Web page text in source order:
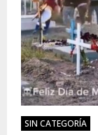
SIN CATEGORÍA